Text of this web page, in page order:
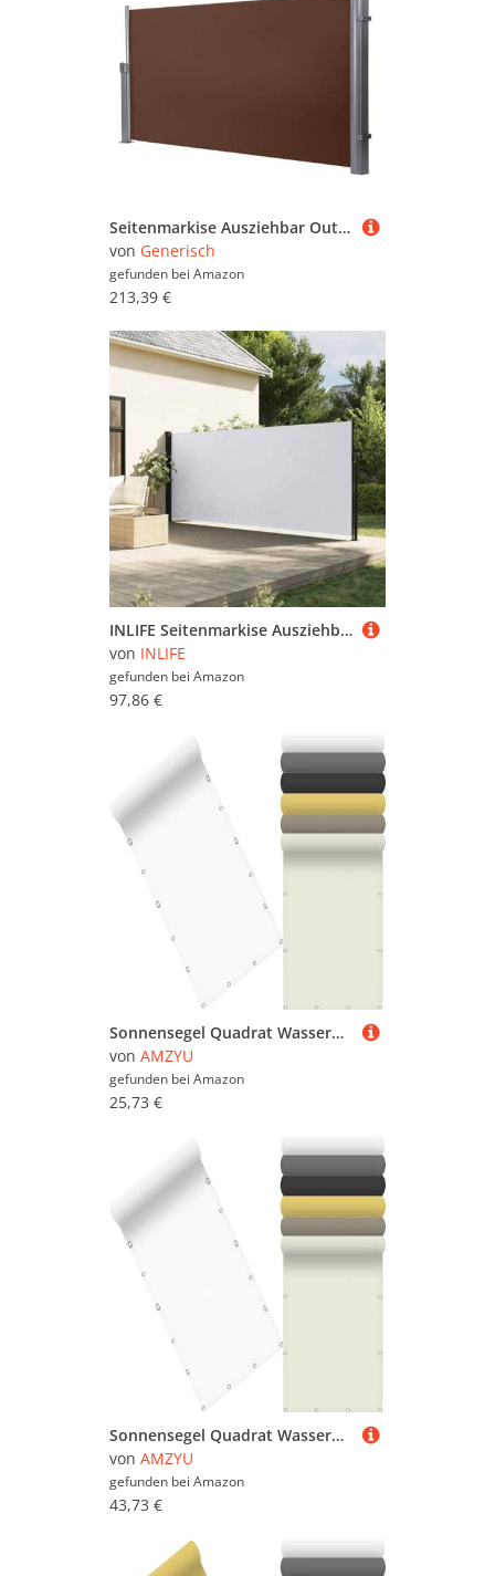
Seitenmarkise Ausziehbar Outdoor Sichtschutz Wasserdicht UV-beständig Perfekt für Terrasse Deck Balkon
von Generisch
gefunden bei Amazon
213,39 €
INLIFE Seitenmarkise Ausziehbar Weiß 160x500 cm,Heim & Garten,Rasen & Garten,Garten & Balkon,Sonnenschirme & Sonnenschutze,Weiß,7.7 KG,4004436
von INLIFE
gefunden bei Amazon
97,86 €
Sonnensegel Quadrat Wasserdicht 70 x 280 cm Seitenmarkise Schattierungsnetz Rechteckig UV Schutz Windschutz mit Kostenlosem Seil für Balkon Terrasse Garten, Weiß
von AMZYU
gefunden bei Amazon
25,73 €
Sonnensegel Quadrat Wasserdicht 115 x 495 cm Seitenmarkise Schattierungsnetz Rechteckig UV Schutz Windschutz mit Kostenlosem Seil für Balkon Terrasse Garten, Weiß
von AMZYU
gefunden bei Amazon
43,73 €